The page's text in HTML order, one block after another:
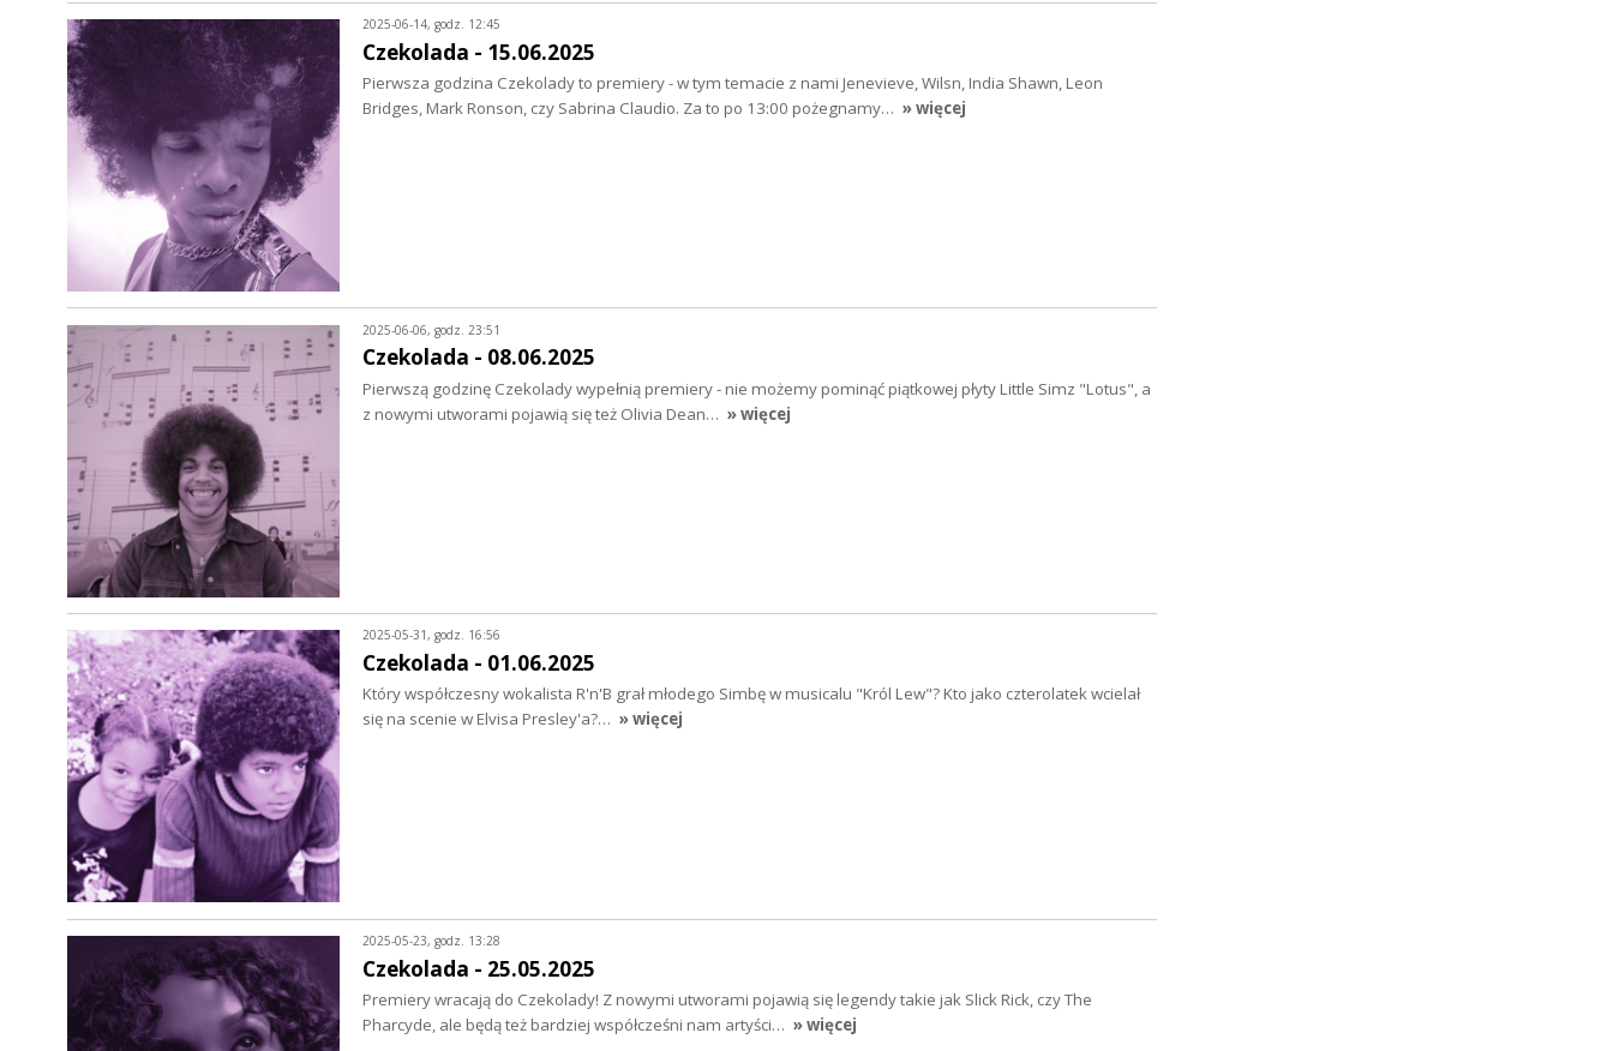
2025-06-14, godz. 12:45
Czekolada - 15.06.2025
Pierwsza godzina Czekolady to premiery - w tym temacie z nami Jenevieve, Wilsn, India Shawn, Leon
Bridges, Mark Ronson, czy Sabrina Claudio. Za to po 13:00 pożegnamy… » więcej
2025-06-06, godz. 23:51
Czekolada - 08.06.2025
Pierwszą godzinę Czekolady wypełnią premiery - nie możemy pominąć piątkowej płyty Little Simz "Lotus", a
z nowymi utworami pojawią się też Olivia Dean… » więcej
2025-05-31, godz. 16:56
Czekolada - 01.06.2025
Który współczesny wokalista R'n'B grał młodego Simbę w musicalu "Król Lew"? Kto jako czterolatek wcielał
się na scenie w Elvisa Presley'a?… » więcej
2025-05-23, godz. 13:28
Czekolada - 25.05.2025
Premiery wracają do Czekolady! Z nowymi utworami pojawią się legendy takie jak Slick Rick, czy The
Pharcyde, ale będą też bardziej współcześni nam artyści… » więcej